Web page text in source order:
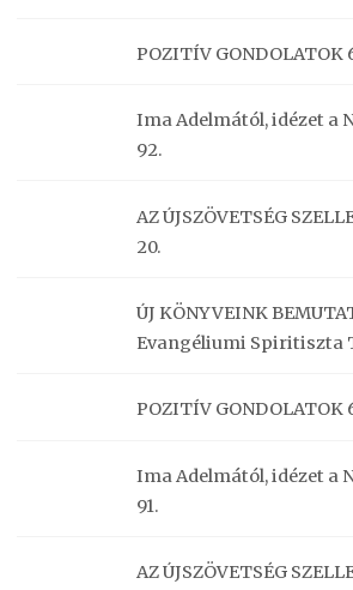
POZITÍV GONDOLATOK
Ima Adelmától, idézet a
92.
AZ ÚJSZÖVETSÉG
20.
ÚJ KÖNYVEINK
Evangéliumi Spiritiszta
POZITÍV GONDOLATOK
Ima Adelmától, idézet a
91.
AZ ÚJSZÖVETSÉG